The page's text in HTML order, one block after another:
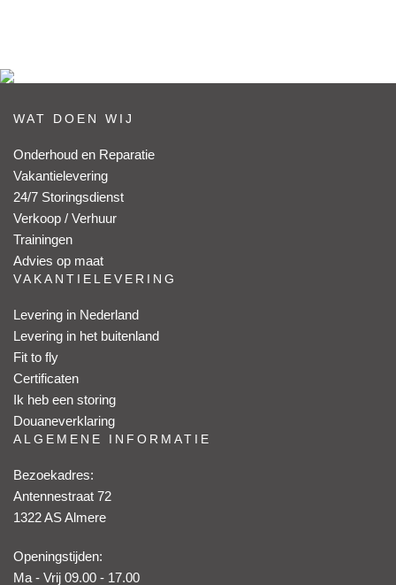
WAT DOEN WIJ
Onderhoud en Reparatie
Vakantielevering
24/7 Storingsdienst
Verkoop / Verhuur
Trainingen
Advies op maat
VAKANTIELEVERING
Levering in Nederland
Levering in het buitenland
Fit to fly
Certificaten
Ik heb een storing
Douaneverklaring
ALGEMENE INFORMATIE
Bezoekadres:
Antennestraat 72
1322 AS Almere
Openingstijden:
Ma - Vrij 09.00 - 17.00